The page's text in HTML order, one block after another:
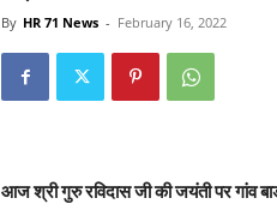
By HR 71 News - February 16, 2022
आज श्री गुरु रविदास जी की जयंती पर गांव